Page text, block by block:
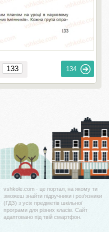
134
vshkole.com - це портал, на якому ти
зможеш знайти підручники і роз'язники
(ГДЗ) з усіх предметів шкільної
програми для різних класів. Сайт
адаптовано під твій смартфон.